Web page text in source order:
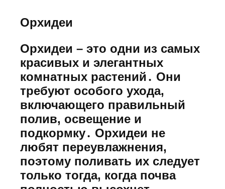
Орхидеи
Орхидеи – это одни из самых
красивых и элегантных
комнатных растений․ Они
требуют особого ухода,
включающего правильный
полив, освещение и
подкормку․ Орхидеи не
любят переувлажнения,
поэтому поливать их следует
только тогда, когда почва